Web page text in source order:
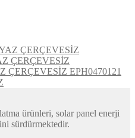
ÇERÇEVESİZ
EPH0470121
ürünleri, solar panel enerji
sürdürmektedir.